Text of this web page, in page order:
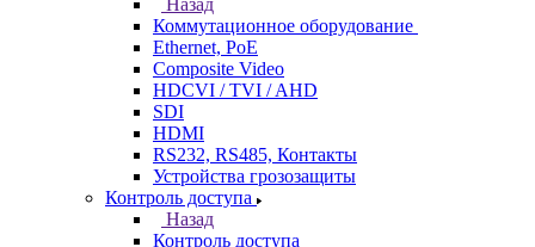
Назад
Коммутационное оборудование
Ethernet, PoE
Composite Video
HDCVI / TVI / AHD
SDI
HDMI
RS232, RS485, Контакты
Устройства грозозащиты
Контроль доступа
Назад
Контроль доступа